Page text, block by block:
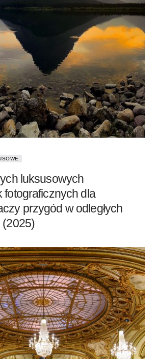
luksusowych
fotograficznych dla
przygód w odległych
(2025)